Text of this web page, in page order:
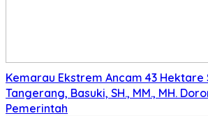
Kemarau Ekstrem Ancam 43 Hektare
Tangerang, Basuki, SH., MM., MH.
Pemerintah